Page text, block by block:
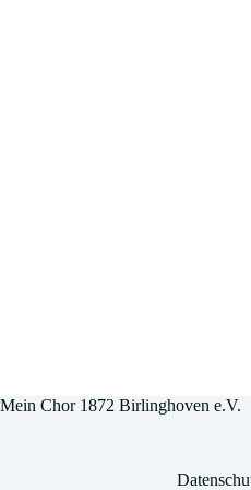
Mein Chor 1872 Birlinghoven e.V.